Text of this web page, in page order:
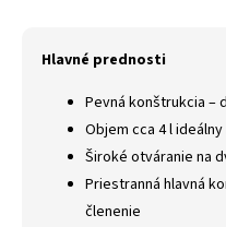
Hlavné prednosti
Pevná konštrukcia –
Objem cca 4 l
Široké otváranie na
Priestranná hlavná
členenie